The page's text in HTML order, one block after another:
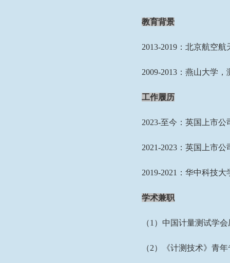
教育背景
2013-2019 ：北京航空
2009-2013 ：燕山大学
工作履历
2023-至今：英国上市公
2021-2023 ：英国上市
2019-2021 ：华中科技
学术兼职
（1 ） 中国计量测试学
（2）《计测技术》青